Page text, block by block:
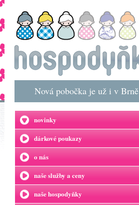
Nová pobočka je už i v Brně
novinky
dárkové poukazy
o nás
naše služby a ceny
naše hospodyňky